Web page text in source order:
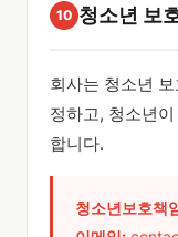
10 청소년 보
회사는 청소년
정하고, 청소년
합니다.
청소년보호책